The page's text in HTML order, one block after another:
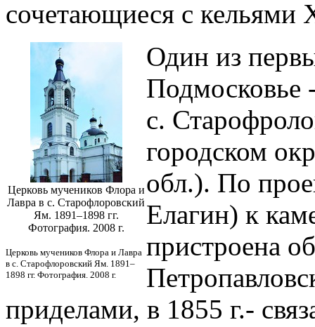
сочетающиеся с кельями
Церковь мучеников Флора и
Лавра в с. Старофлоровский
Ям. 1891–1898 гг.
Фотография. 2008 г.
Церковь мучеников Флора и Лавра
в с. Старофлоровский Ям. 1891–
1898 гг. Фотография. 2008 г.
Один из
Подмосковье
с.
городском
обл.). По
Елагин) к
пристроена
приделами, в 1855 г.-